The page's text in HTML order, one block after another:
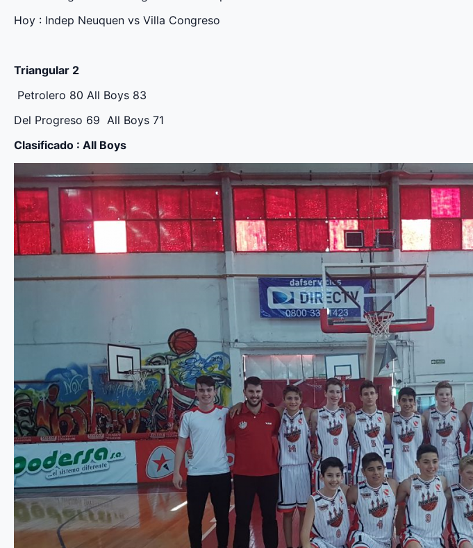
Hoy : Indep Neuquen vs Villa Congreso
Triangular 2
Petrolero 80 All Boys 83
Del Progreso 69 All Boys 71
Clasificado : All Boys